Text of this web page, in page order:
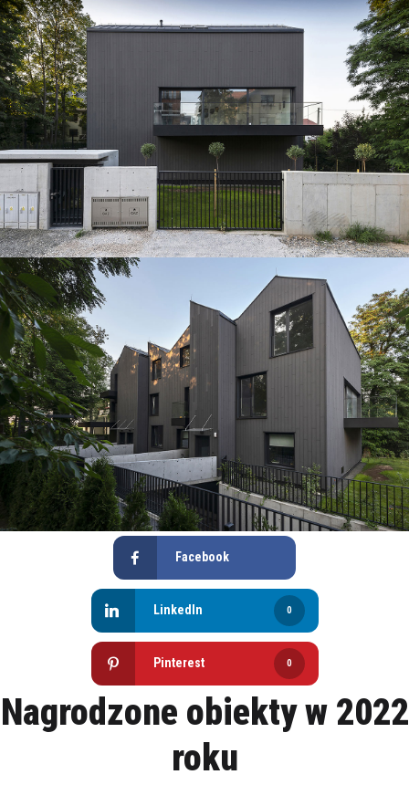
Facebook
LinkedIn 0
Pinterest 0
Nagrodzone obiekty w 2022
roku